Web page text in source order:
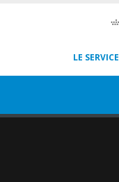
LE SERVICE